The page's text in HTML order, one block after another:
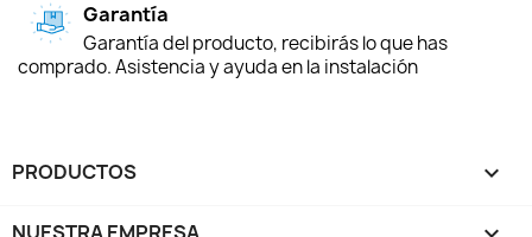
Garantía
Garantía del producto, recibirás lo que has
comprado. Asistencia y ayuda en la instalación
PRODUCTOS 